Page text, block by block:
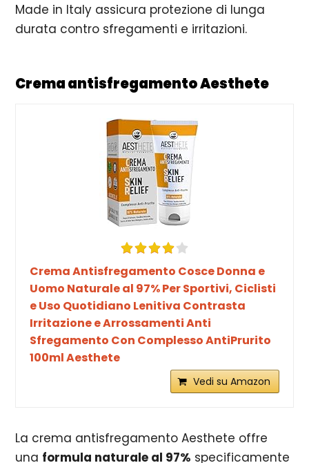
Made in Italy assicura protezione di lunga
durata contro sfregamenti e irritazioni.
Crema antisfregamento Aesthete
Crema Antisfregamento Cosce Donna e
Uomo Naturale al 97% Per Sportivi, Ciclisti
e Uso Quotidiano Lenitiva Contrasta
Irritazione e Arrossamenti Anti
Sfregamento Con Complesso AntiPrurito
100ml Aesthete
Vedi su Amazon
La crema antisfregamento Aesthete offre
una formula naturale al 97% specificamente